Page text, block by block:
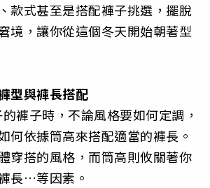
款式甚至是搭配褲子挑選，擺脫
境，讓你從這個冬天開始朝著型
型與褲長搭配
褲子時，不論風格要如何定調，
何依據筒高來搭配適當的褲長。
穿搭的風格，而筒高則攸關著你
長…等因素。